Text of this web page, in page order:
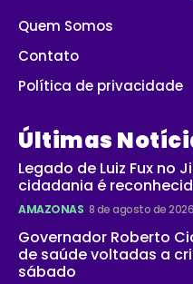
Quem Somos
Contato
Política de privacidade
Últimas
Legado de Luiz Fux no
cidadania é
AMAZONAS 8 de agosto de 2026
Governador Roberto
de saúde voltadas a
sábado